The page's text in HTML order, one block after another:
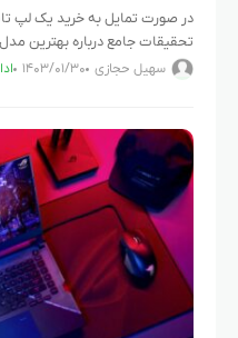
در صورت تمایل به خرید یک لپ
تحقیقات جامع درباره بهترین
هستید. با در نظر گرفتن قیمت
سهیل حجازی ۱۴۰۳/۰۱/۳۰